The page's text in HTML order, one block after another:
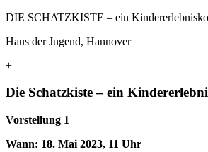
DIE SCHATZKISTE – ein
Haus der Jugend, Hannover
+
Die Schatzkiste – ein
Vorstellung 1
Wann: 18. Mai 2023, 11 Uhr